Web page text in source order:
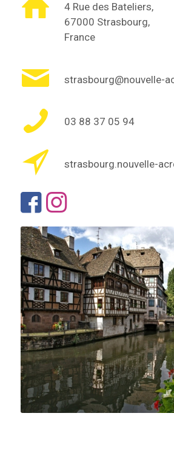
4 Rue des Bateliers,
67000 Strasbourg,
France
strasbourg@nouvelle-
03 88 37 05 94
strasbourg.nouvelle-